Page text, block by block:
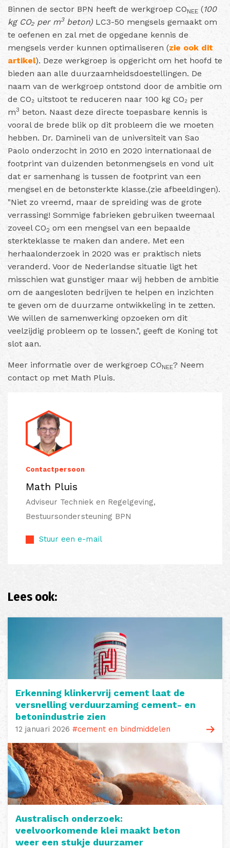
Binnen de sector BPN heeft de werkgroep CONEE (100
kg CO₂ per m3beton) LC3-50 mengsels gemaakt om
te oefenen en zal met de opgedane kennis de
mengsels verder kunnen optimaliseren (zie ook dit
artikel). Deze werkgroep is opgericht om het hoofd te
bieden aan alle duurzaamheidsdoestellingen. De
naam van de werkgroep ontstond door de ambitie om
de CO₂ uitstoot te reduceren naar 100 kg CO₂ per
m3 beton. Naast deze directe toepasbare kennis is
vooral de brede blik op dit probleem die we moeten
hebben. Dr. Damineli van de universiteit van Sao
Paolo onderzocht in 2010 en 2020 internationaal de
footprint van duizenden betonmengsels en vond uit
dat er samenhang is tussen de footprint van een
mengsel en de betonsterkte klasse.(zie afbeeldingen).
"Niet zo vreemd, maar de spreiding was de grote
verrassing! Sommige fabrieken gebruiken tweemaal
zoveel CO2 om een mengsel van een bepaalde
sterkteklasse te maken dan andere. Met een
herhaalonderzoek in 2020 was er praktisch niets
veranderd. Voor de Nederlandse situatie ligt het
misschien wat gunstiger maar wij hebben de ambitie
om de aangesloten bedrijven te helpen en inzichten
te geven om de duurzame ontwikkeling in te zetten.
We willen de samenwerking opzoeken om dit
veelzijdig probleem op te lossen.", geeft de Koning tot
slot aan.
Meer informatie over de werkgroep CONEE? Neem
contact op met Math Pluis.
Contactpersoon
Math Pluis
Adviseur Techniek en Regelgeving,
Bestuursondersteuning BPN
Stuur een e-mail
Lees ook:
Erkenning klinkervrij cement laat de
versnelling verduurzaming cement- en
betonindustrie zien
12 januari 2026 #cement en bindmiddelen
Australisch onderzoek:
veelvoorkomende klei maakt beton
weer een stukje duurzamer